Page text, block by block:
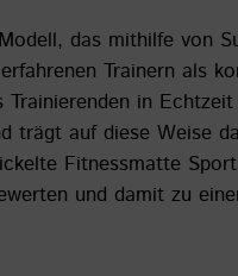
das mithilfe von
Trainern als
in
trägt auf diese Weise
Fitnessmatte
und damit zu